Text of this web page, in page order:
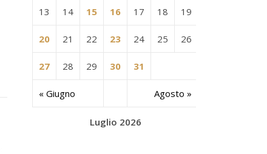
Luglio 2026
« Giugno Agosto »
13 14 15 16 17 18 19
20 21 22 23 24 25 26
27 28 29 30 31